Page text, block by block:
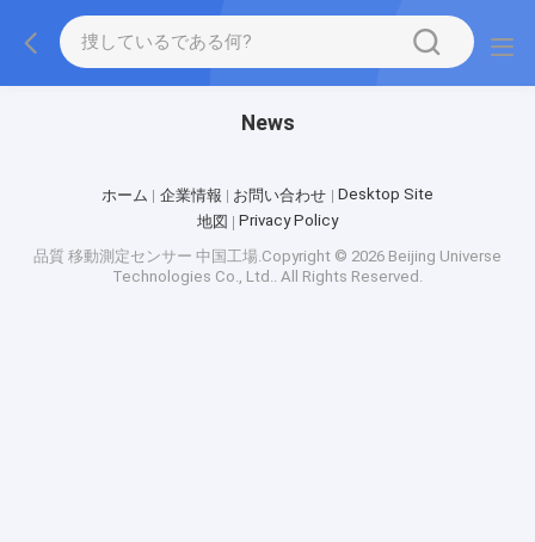
News
ホーム 企業情報 お問い合わせ
Desktop Site
地図
Privacy Policy
品質 移動測定センサー 中国工場.Copyright © 2026 Beijing Universe
Technologies Co., Ltd.. All Rights Reserved.